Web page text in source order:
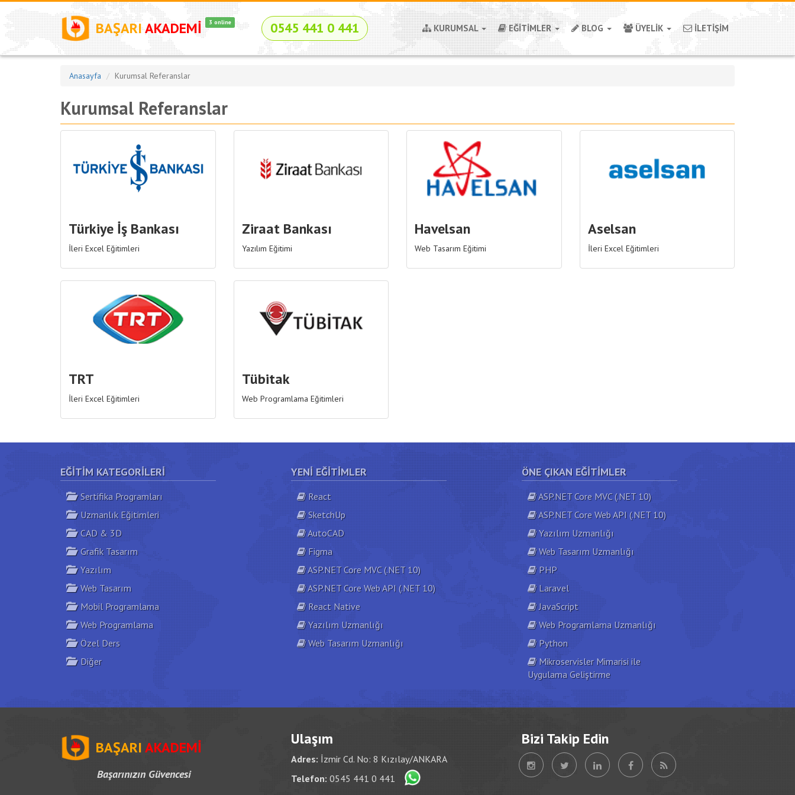
BAŞARIAKADEMİ 3 online 0545 441 0 441 KURUMSAL EĞİTİMLER BLOG ÜYELİK İLETİŞİM
Anasayfa Kurumsal Referanslar
Kurumsal Referanslar
Türkiye İş Bankası
İleri Excel Eğitimleri
Ziraat Bankası
Yazılım Eğitimi
Havelsan
Web Tasarım Eğitimi
Aselsan
İleri Excel Eğitimleri
TRT
İleri Excel Eğitimleri
Tübitak
Web Programlama Eğitimleri
EĞITIM KATEGORILERI
Sertifika Programları
Uzmanlık Eğitimleri
CAD & 3D
Grafik Tasarım
Yazılım
Web Tasarım
Mobil Programlama
Web Programlama
Özel Ders
Diğer
YENI EĞITIMLER
React
SketchUp
AutoCAD
Figma
ASP.NET Core MVC (.NET 10)
ASP.NET Core Web API (.NET 10)
React Native
Yazılım Uzmanlığı
Web Tasarım Uzmanlığı
ÖNE ÇIKAN EĞITIMLER
ASP.NET Core MVC (.NET 10)
ASP.NET Core Web API (.NET 10)
Yazılım Uzmanlığı
Web Tasarım Uzmanlığı
PHP
Laravel
JavaScript
Web Programlama Uzmanlığı
Python
Mikroservisler Mimarisi ile
Uygulama Geliştirme
BAŞARIAKADEMİ
Başarınızın Güvencesi
Ulaşım
Adres: İzmir Cd. No: 8 Kızılay/ANKARA
Telefon: 0545 441 0 441
Bizi Takip Edin